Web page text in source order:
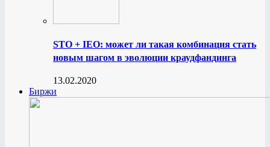
STO + IEO: может ли такая комбинация стать
новым шагом в эволюции краудфандинга
13.02.2020
Биржи